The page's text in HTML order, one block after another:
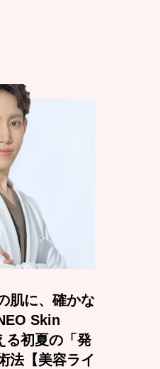
肌に、確かな
Skin
初夏の「発
法【美容ライ